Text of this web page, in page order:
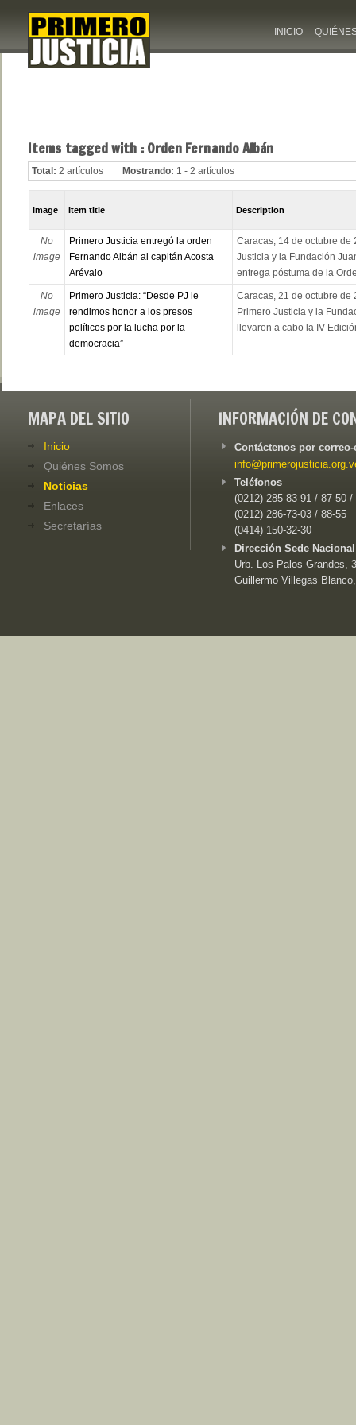
INICIO
Items tagged with : Orden Fernando Albán
Total: 2 artículos Mostrando: 1 - 2 artículos
Image Item title Description
No
image
Primero Justicia entregó la orden
Fernando Albán al capitán Acosta
Arévalo
Caracas, 14 de octubre de
Justicia y la Fundación
entrega póstuma de la
No
image
Primero Justicia: “Desde PJ le
rendimos honor a los presos
políticos por la lucha por la
democracia”
Caracas, 21 de octubre
Primero Justicia y la
llevaron a cabo la IV
MAPA DEL SITIO
Inicio
Quiénes Somos
Noticias
Enlaces
Secretarías
INFORMACIÓN DE
Contáctenos por
Teléfonos
(0212) 285-83-91 / 87-50 /
(0212) 286-73-03 / 88-55
(0414) 150-32-30
Dirección Sede
Urb. Los Palos Grandes,
Guillermo Villegas